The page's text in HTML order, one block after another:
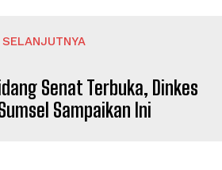
SELANJUTNYA
Senat Terbuka, Dinkes
Sampaikan Ini